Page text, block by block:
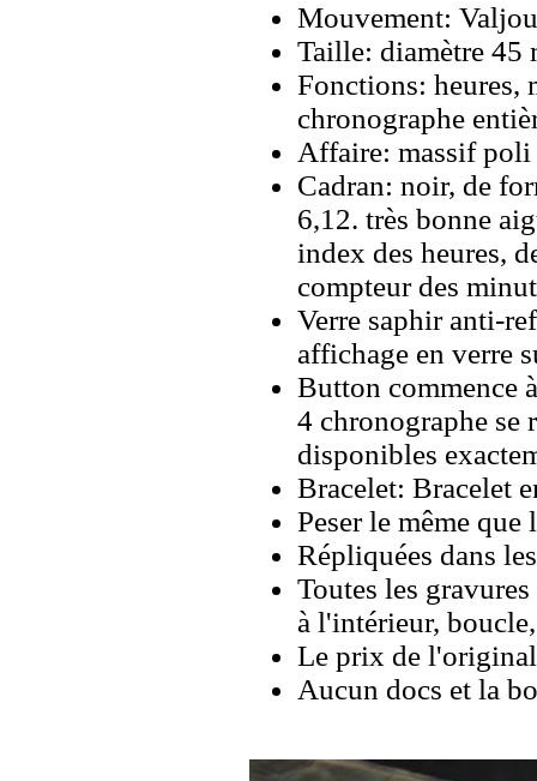
Mouvement:
Taille: diamètre 45
Fonctions: heures,
chronographe
Affaire: massif
Cadran: noir, de
6,12. très bonne
index des heures,
compteur des
Verre saphir anti-
affichage en verre
Button commence
4 chronographe se
disponibles
Bracelet: Bracelet
Peser le même
Répliquées dans
Toutes les
à l'intérieur,
Le prix de
Aucun docs et la